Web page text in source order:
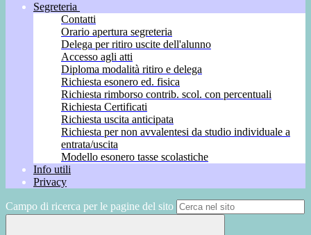
Segreteria
Contatti
Orario apertura segreteria
Delega per ritiro uscite dell'alunno
Accesso agli atti
Diploma modalità ritiro e delega
Richiesta esonero ed. fisica
Richiesta rimborso contrib. scol. con percentuali
Richiesta Certificati
Richiesta uscita anticipata
Richiesta per non avvalentesi da studio individuale a
entrata/uscita
Modello esonero tasse scolastiche
Info utili
Privacy
Campo di ricerca per le pagine del sito